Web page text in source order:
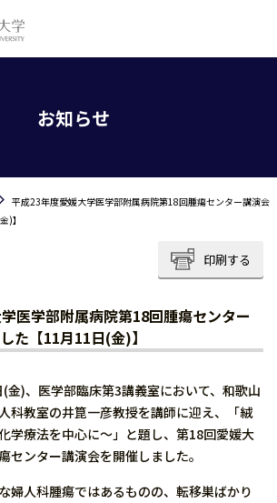
お知らせ
平成23年度愛媛大学医学部附属病院第18回腫瘍センター講演会
)】
印刷する
医学部附属病院第18回腫瘍センター
た【11月11日(金)】
)、医学部臨床第3講義室において、和歌山
科教室の井箟一彦教授を講師に迎え、「絨
学療法を中心に〜」と題し、第18回愛媛大
センター講演会を開催しました。
婦人科腫瘍ではあるものの、転移巣ばかり